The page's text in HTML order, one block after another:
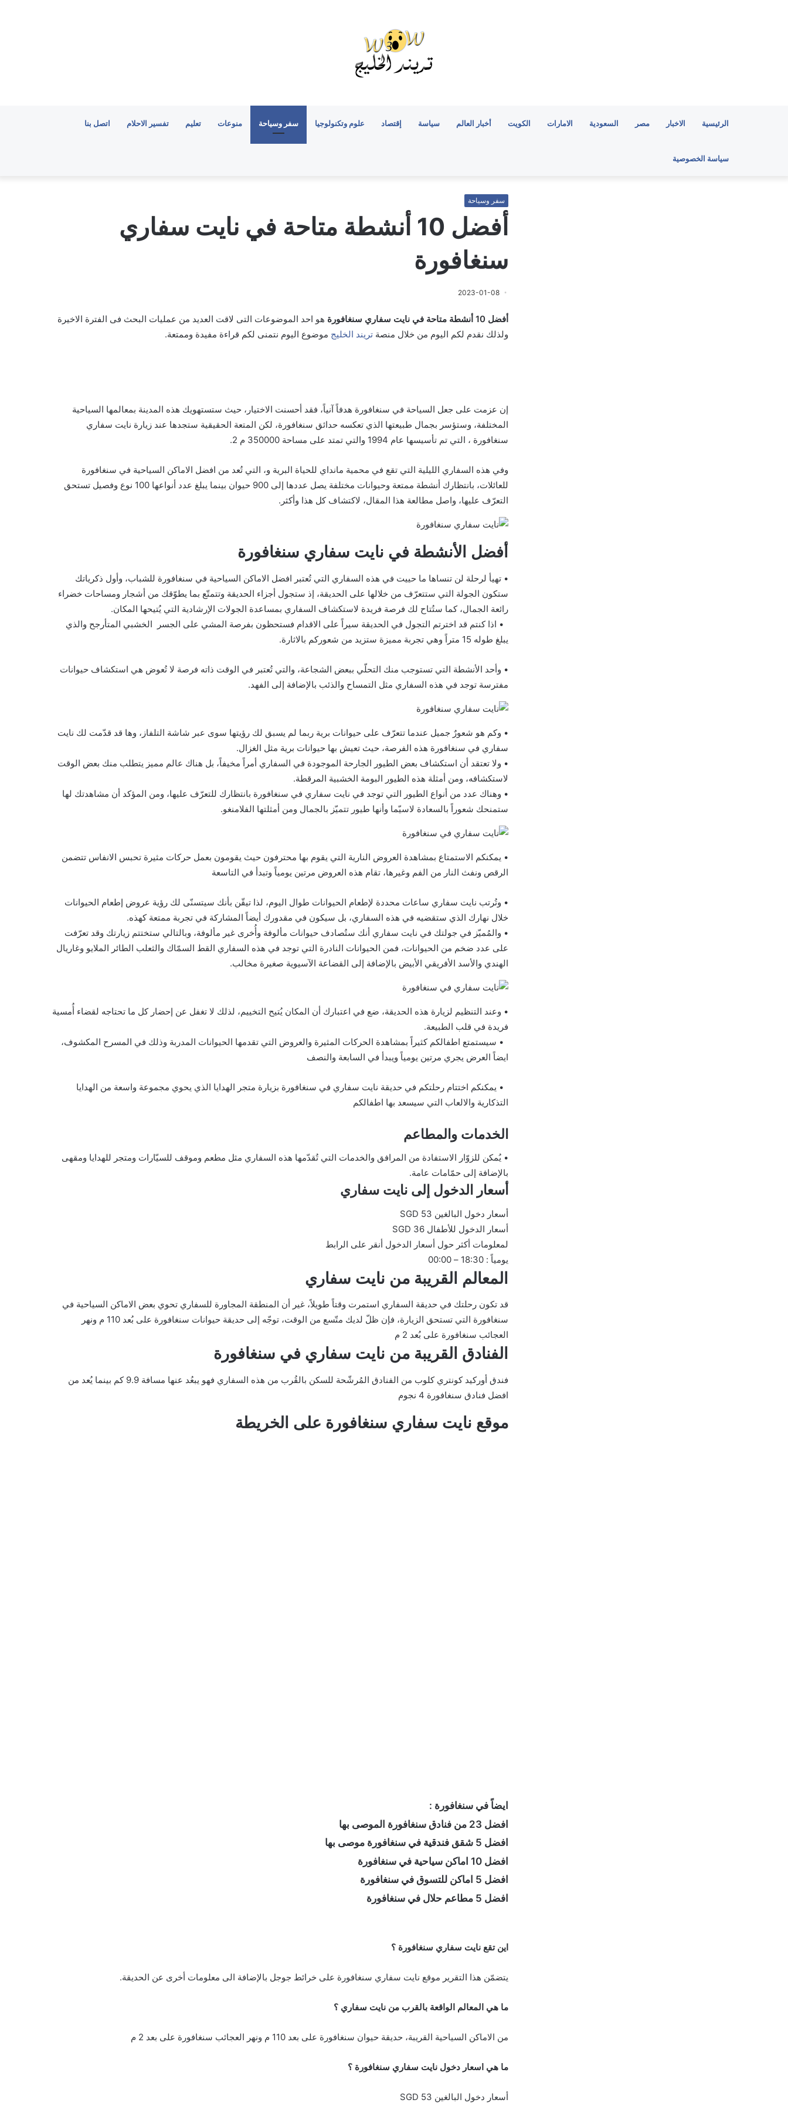
الرئيسية الاخبار مصر السعودية الامارات الكويت أخبار العالم سياسة إقتصاد علوم وتكنولوجيا سفر وسياحة منوعات تعليم تفسير الاحلام اتصل بنا
سياسة الخصوصية
سفر وسياحة
أفضل 10 أنشطة متاحة في نايت سفاري
سنغافورة
2023-01-08
أفضل 10 أنشطة متاحة في نايت سفاري سنغافورة
هو احد الموضوعات التى لاقت العديد من عمليات البحث فى الفترة الاخيرة
ولذلك نقدم لكم اليوم من خلال منصة تريند الخليج موضوع اليوم نتمنى لكم قراءة مفيدة وممتعة.
إن عزمت على جعل السياحة في سنغافورة هدفاً آنياً، فقد أحسنت الاختيار، حيث ستستهويك هذه المدينة بمعالمها السياحية
المختلفة، وستؤسر بجمال طبيعتها الذي تعكسه حدائق سنغافورة، لكن المتعة الحقيقية ستجدها عند زيارة نايت سفاري
سنغافورة ، التي تم تأسيسها عام 1994 والتي تمتد على مساحة 350000 م 2.
وفي هذه السفاري الليلية التي تقع في محمية مانداي للحياة البرية و، التي تُعد من افضل الاماكن السياحية في سنغافورة
للعائلات، بانتظارك أنشطة ممتعة وحيوانات مختلفة يصل عددها إلى 900 حيوان بينما يبلغ عدد أنواعها 100 نوع وفصيل تستحق
التعرّف عليها، واصل مطالعة هذا المقال، لاكتشاف كل هذا وأكثر.
أفضل الأنشطة في نايت سفاري سنغافورة
• تهيأ لرحلة لن تنساها ما حييت في هذه السفاري التي تُعتبر افضل الاماكن السياحية في سنغافورة للشباب، وأول ذكرياتك
ستكون الجولة التي ستتعرّف من خلالها على الحديقة، إذ ستجول أجزاء الحديقة وتتمتّع بما يطوّقك من أشجار ومساحات خضراء
رائعة الجمال، كما ستُتاح لك فرصة فريدة لاستكشاف السفاري بمساعدة الجولات الإرشادية التي يُتيحها المكان.
• اذا كنتم قد اخترتم التجول في الحديقة سيراً على الاقدام فستحظون بفرصة المشي على الجسر الخشبي المتأرجح والذي
يبلغ طوله 15 متراً وهي تجربة مميزة ستزيد من شعوركم بالاثارة.
• وأحد الأنشطة التي تستوجب منك التحلّي ببعض الشجاعة، والتي تُعتبر في الوقت ذاته فرصة لا تُعوض هي استكشاف حيوانات
مفترسة توجد في هذه السفاري مثل التمساح والذئب بالإضافة إلى الفهد.
• وكم هو شعورٌ جميل عندما تتعرّف على حيوانات برية ربما لم يسبق لك رؤيتها سوى عبر شاشة التلفاز، وها قد قدّمت لك نايت
سفاري في سنغافورة هذه الفرصة، حيث تعيش بها حيوانات برية مثل الغزال.
• ولا تعتقد أن استكشاف بعض الطيور الجارحة الموجودة في السفاري أمراً مخيفاً، بل هناك عالم مميز يتطلب منك بعض الوقت
لاستكشافه، ومن أمثلة هذه الطيور البومة الخشبية المرقطة.
• وهناك عدد من أنواع الطيور التي توجد في نايت سفاري في سنغافورة بانتظارك للتعرّف عليها، ومن المؤكد أن مشاهدتك لها
ستمنحك شعوراً بالسعادة لاسيّما وأنها طيور تتميّز بالجمال ومن أمثلتها الفلامنغو.
• يمكنكم الاستمتاع بمشاهدة العروض النارية التي يقوم بها محترفون حيث يقومون بعمل حركات مثيرة تحبس الانفاس تتضمن
الرقص ونفث النار من الفم وغيرها، تقام هذه العروض مرتين يومياً وتبدأ في التاسعة
• وتُرتب نايت سفاري ساعات محددة لإطعام الحيوانات طوال اليوم، لذا تيقّن بأنك سيتسنّى لك رؤية عروض إطعام الحيوانات
خلال نهارك الذي ستقضيه في هذه السفاري، بل سيكون في مقدورك أيضاً المشاركة في تجربة ممتعة كهذه.
• والمُميّز في جولتك في نايت سفاري أنك ستُصادف حيوانات مألوفة وأُخرى غير مألوفة، وبالتالي ستختتم زيارتك وقد تعرّفت
على عدد ضخم من الحيوانات، فمن الحيوانات النادرة التي توجد في هذه السفاري القط السمّاك والثعلب الطائر الملايو وغاريال
الهندي والأسد الأفريقي الأبيض بالإضافة إلى القضاعة الآسيوية صغيرة مخالب.
• وعند التنظيم لزيارة هذه الحديقة، ضع في اعتبارك أن المكان يُتيح التخييم، لذلك لا تغفل عن إحضار كل ما تحتاجه لقضاء أُمسية
فريدة في قلب الطبيعة.
• سيستمتع اطفالكم كثيراً بمشاهدة الحركات المثيرة والعروض التي تقدمها الحيوانات المدربة وذلك في المسرح المكشوف،
ايضاً العرض يجري مرتين يومياً ويبدأ في السابعة والنصف
• يمكنكم اختتام رحلتكم في حديقة نايت سفاري في سنغافورة بزيارة متجر الهدايا الذي يحوي مجموعة واسعة من الهدايا
التذكارية والالعاب التي سيسعد بها اطفالكم
الخدمات والمطاعم
• يُمكن للزوّار الاستفادة من المرافق والخدمات التي تُقدّمها هذه السفاري مثل مطعم وموقف للسيّارات ومتجر للهدايا ومقهى
بالإضافة إلى حمّامات عامة.
أسعار الدخول إلى نايت سفاري
أسعار دخول البالغين 53 SGD
أسعار الدخول للأطفال 36 SGD
لمعلومات أكثر حول أسعار الدخول أنقر على الرابط
يومياً : 18:30 – 00:00
المعالم القريبة من نايت سفاري
قد تكون رحلتك في حديقة السفاري استمرت وقتاً طويلاً، غير أن المنطقة المجاورة للسفاري تحوي بعض الاماكن السياحية في
سنغافورة التي تستحق الزيارة، فإن ظلّ لديك متّسع من الوقت، توجّه إلى حديقة حيوانات سنغافورة على بُعد 110 م ونهر
العجائب سنغافورة على بُعد 2 م
الفنادق القريبة من نايت سفاري في سنغافورة
فندق أوركيد كونتري كلوب من الفنادق المُرشّحة للسكن بالقُرب من هذه السفاري فهو يبعُد عنها مسافة 9.9 كم بينما يُعد من
افضل فنادق سنغافورة 4 نجوم
موقع نايت سفاري سنغافورة على الخريطة
ايضاً في سنغافورة :
افضل 23 من فنادق سنغافورة الموصى بها
افضل 5 شقق فندقية في سنغافورة موصى بها
افضل 10 اماكن سياحية في سنغافورة
افضل 5 اماكن للتسوق في سنغافورة
افضل 5 مطاعم حلال في سنغافورة
اين تقع نايت سفاري سنغافورة ؟
يتضمّن هذا التقرير موقع نايت سفاري سنغافورة على خرائط جوجل بالإضافة الى معلومات أخرى عن الحديقة.
ما هي المعالم الواقعة بالقرب من نايت سفاري ؟
من الاماكن السياحية القريبة، حديقة حيوان سنغافورة على بعد 110 م ونهر العجائب سنغافورة على بعد 2 م
ما هي اسعار دخول نايت سفاري سنغافورة ؟
أسعار دخول البالغين 53 SGD